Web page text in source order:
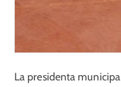
La presidenta